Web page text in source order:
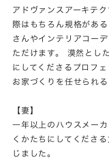
アドヴァンスアーキテ
際はもちろん規格があ
さんやインテリアコー
ただけます。 漠然とし
にしてくださるプロフ
お家づくりを任せられ
【妻】
一年以上のハウスメー
くかたちにしてくださ
じました。